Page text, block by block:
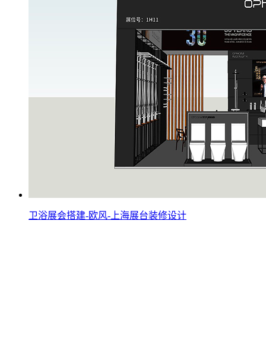
卫浴展会搭建-欧风-上海展台装修设计